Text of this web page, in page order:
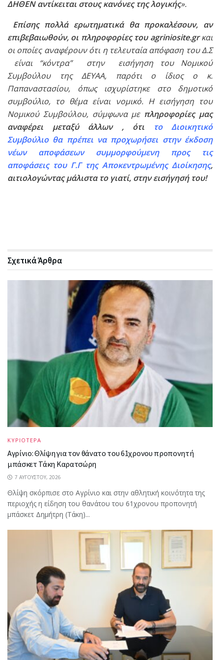
ΔΗΘΕΝ αντίκειται στους κανόνες της λογικής».
Επίσης πολλά ερωτηματικά θα προκαλέσουν, αν
επιβεβαιωθούν, οι πληροφορίες του agriniosite.grκαι
οι οποίες αναφέρουν ότι η τελευταία απόφαση του Δ.Σ
είναι “κόντρα” στην εισήγηση του Νομικού
Συμβούλου της ΔΕΥΑΑ, παρότι ο ίδιος ο κ.
Παπαναστασίου, όπως ισχυρίστηκε στο δημοτικό
συμβούλιο, το θέμα είναι νομικό. Η εισήγηση του
Νομικού Συμβούλου, σύμφωνα με πληροφορίες μας
αναφέρει μεταξύ άλλων , ότι
το Διοικητικό
Συμβούλιο θα πρέπει να προχωρήσει στην έκδοση
νέων αποφάσεων συμμορφούμενη προς τις
αποφάσεις του Γ.Γ της Αποκεντρωμένης Διοίκησης,
αιτιολογώντας μάλιστα το γιατί, στην εισήγησή του!
ΣχετικάΆρθρα
ΚΥΡΙΟΤΕΡΑ
Αγρίνιο: Θλίψη για τον θάνατο του 61χρονου προπονητή
μπάσκετ Τάκη Καρατσώρη
7 ΑΥΓΟΎΣΤΟΥ, 2026
Θλίψη σκόρπισε στο Αγρίνιο και στην αθλητική κοινότητα της
περιοχής η είδηση του θανάτου του 61χρονου προπονητή
μπάσκετ Δημήτρη (Τάκη)...